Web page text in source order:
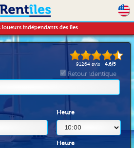
loueurs indépendants des îles
91264 avis -4.6/5
Retour identique
Heure
Heure